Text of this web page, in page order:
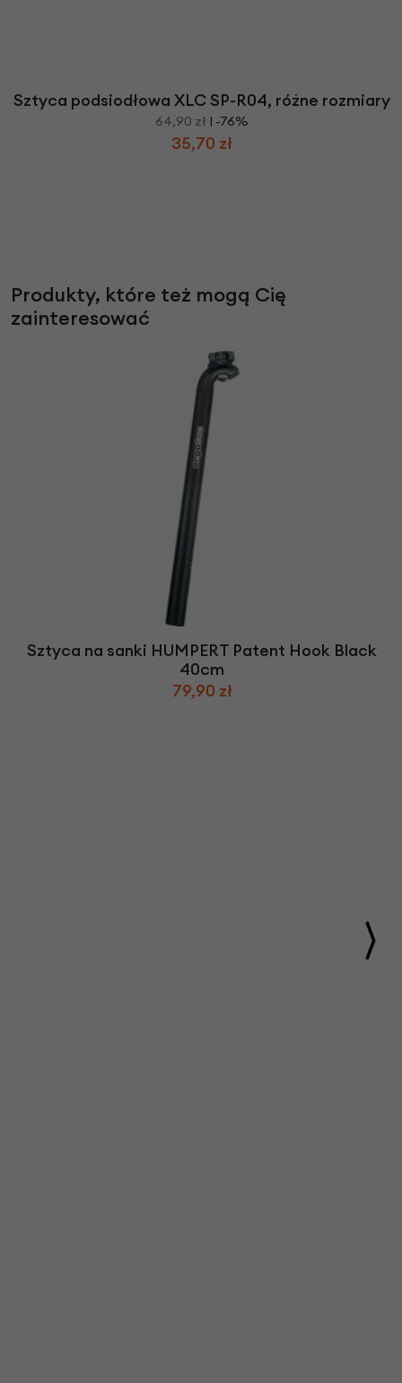
Sztyca podsiodłowa XLC SP-R04, różne rozmiary
64,90 zł | -76%
35,70 zł
Produkty, które też mogą Cię
zainteresować
Sztyca na sanki HUMPERT Patent Hook Black
40cm
79,90 zł